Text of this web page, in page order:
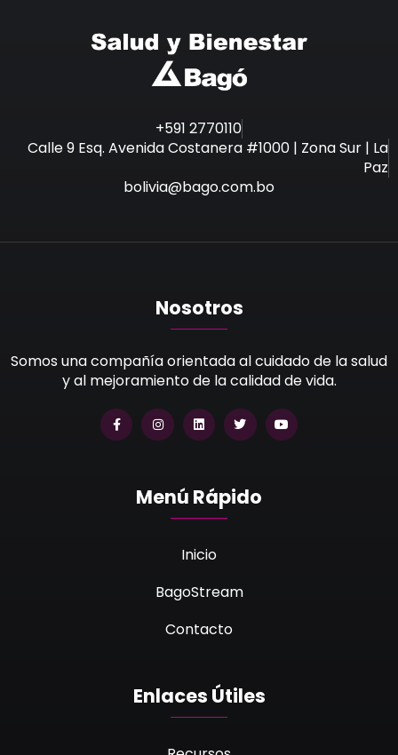
+591 2770110
Calle 9 Esq. Avenida Costanera #1000 | Zona Sur | La
Paz
bolivia@bago.com.bo
Nosotros
Somos una compañía orientada al cuidado de la salud
y al mejoramiento de la calidad de vida.
Menú Rápido
Inicio
BagoStream
Contacto
Enlaces Útiles